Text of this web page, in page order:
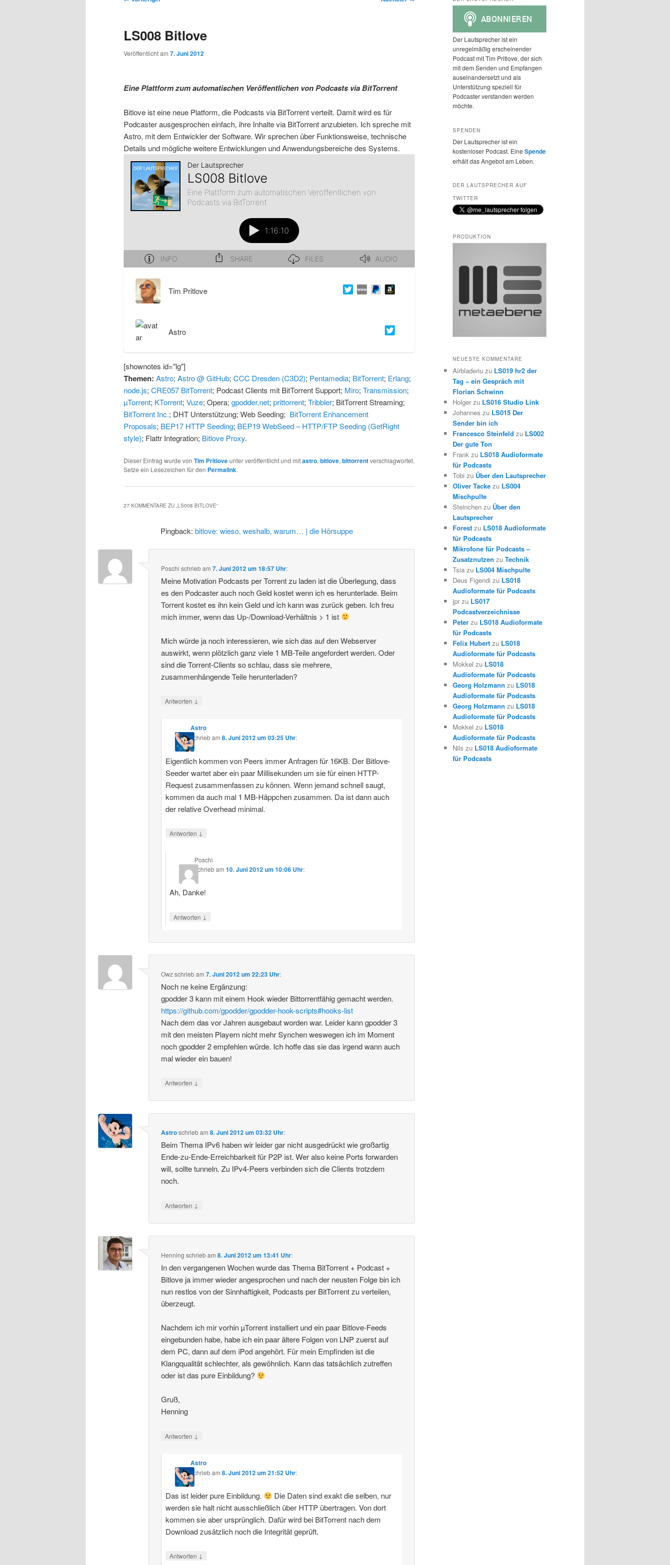
p
i
m
ä
r
e
n
h
s
p
r
i
g
s
k
u
n
d
ä
r
h
l
t
s
p
i
t
a
n
v
i
g
a
LS008 Bitlove
Veröffentlicht am 7. Juni 2012
Eine Plattform zum automatischen Veröffentlichen von Podcasts via BitTorrent
Bitlove ist eine neue Platform, die Podcasts via BitTorrent verteilt. Damit wird es für
Podcaster ausgesprochen einfach, ihre Inhalte via BitTorrent anzubieten. Ich spreche mit
Astro, mit dem Entwickler der Software. Wir sprechen über Funktionsweise, technische
Details und mögliche weitere Entwicklungen und Anwendungsbereiche des Systems.
Tim Pritlove
Astro
[shownotes id="lg"]
Themen: Astro; Astro @ GitHub; CCC Dresden (C3D2); Pentamedia; BitTorrent; Erlang;
node.js; CRE057 BitTorrent; Podcast Clients mit BitTorrent Support; Miro; Transmission;
µTorrent; KTorrent; Vuze; Opera; gpodder.net; prittorrent; Tribbler; BitTorrent Streaming;
BitTorrent Inc.; DHT Unterstützung; Web Seeding; BitTorrent Enhancement
Proposals; BEP17 HTTP Seeding; BEP19 WebSeed – HTTP/FTP Seeding (GetRight
style); Flattr Integration; Bitlove Proxy.
Dieser Eintrag wurde von Tim Pritloveunter veröffentlicht und mitastro, bitlove, bittorrentverschlagwortet.
Setze ein Lesezeichen für den Permalink.
27 KOMMENTARE ZU „ LS008 BITLOVE“
Pingback:bitlove: wieso, weshalb, warum… | die Hörsuppe
Poschi schriebam7. Juni 2012 um 18:57 Uhr:
Meine Motivation Podcasts per Torrent zu laden ist die Überlegung, dass
es den Podcaster auch noch Geld kostet wenn ich es herunterlade. Beim
Torrent kostet es ihn kein Geld und ich kann was zurück geben. Ich freu
mich immer, wenn das Up-/Download-Verhältnis > 1 ist
Mich würde ja noch interessieren, wie sich das auf den Webserver
auswirkt, wenn plötzlich ganz viele 1 MB-Teile angefordert werden. Oder
sind die Torrent-Clients so schlau, dass sie mehrere,
zusammenhängende Teile herunterladen?
Antworten ↓
Astro
schriebam 8. Juni 2012 um 03:25 Uhr:
Eigentlich kommen von Peers immer Anfragen für 16KB. Der Bitlove-
Seeder wartet aber ein paar Millisekunden um sie für einen HTTP-
Request zusammenfassen zu können. Wenn jemand schnell saugt,
kommen da auch mal 1 MB-Häppchen zusammen. Da ist dann auch
der relative Overhead minimal.
Antworten ↓
Poschi
schriebam10. Juni 2012 um 10:06 Uhr:
Ah, Danke!
Antworten ↓
Owzschriebam7. Juni 2012 um 22:23 Uhr:
Noch ne keine Ergänzung:
gpodder 3 kann mit einem Hook wieder Bittorrentfähig gemacht werden.
https://github.com/gpodder/gpodder-hook-scripts#hooks-list
Nach dem das vor Jahren ausgebaut worden war. Leider kann gpodder 3
mit den meisten Playern nicht mehr Synchen weswegen ich im Moment
noch gpodder 2 empfehlen würde. Ich hoffe das sie das irgend wann auch
mal wieder ein bauen!
Antworten ↓
Astroschriebam8. Juni 2012 um 03:32 Uhr:
Beim Thema IPv6 haben wir leider gar nicht ausgedrückt wie großartig
Ende-zu-Ende-Erreichbarkeit für P2P ist. Wer also keine Ports forwarden
will, sollte tunneln. Zu IPv4-Peers verbinden sich die Clients trotzdem
noch.
Antworten ↓
Henning schriebam8. Juni 2012 um 13:41 Uhr:
In den vergangenen Wochen wurde das Thema BitTorrent + Podcast +
Bitlove ja immer wieder angesprochen und nach der neusten Folge bin ich
nun restlos von der Sinnhaftigkeit, Podcasts per BitTorrent zu verteilen,
überzeugt.
Nachdem ich mir vorhin µTorrent installiert und ein paar Bitlove-Feeds
eingebunden habe, habe ich ein paar ältere Folgen von LNP zuerst auf
dem PC, dann auf dem iPod angehört. Für mein Empfinden ist die
Klangqualität schlechter, als gewöhnlich. Kann das tatsächlich zutreffen
oder ist das pure Einbildung?
Gruß,
Henning
Antworten ↓
Astro
schriebam 8. Juni 2012 um 21:52 Uhr:
Das ist leider pure Einbildung.
Die Daten sind exakt die selben, nur
werden sie halt nicht ausschließlich über HTTP übertragen. Von dort
kommen sie aber ursprünglich. Dafür wird bei BitTorrent nach dem
Download zusätzlich noch die Integrität geprüft.
Antworten ↓
Der Lautsprecher ist ein
unregelmäßig erscheinender
Podcast mit Tim Pritlove, der sich
mit dem Senden und Empfangen
auseinandersetzt und als
Unterstützung speziell für
Podcaster verstanden werden
möchte.
SPENDEN
Der Lautsprecher ist ein
kostenloser Podcast. Eine Spende
erhält das Angebot am Leben.
DER LAUTSPRECHER AUF
TWITTER
PRODUKTION
NEUESTE KOMMENTARE
Airbladeriu zu LS019 hr2 der
Tag – ein Gespräch mit
Florian Schwinn
Holger zu LS016 Studio Link
Johannes zu LS015 Der
Sender bin ich
Francesco Steinfeld zu LS002
Der gute Ton
Frank zu LS018 Audioformate
für Podcasts
Tobi zu Über den Lautsprecher
Oliver Tacke zu LS004
Mischpulte
Steinchen zu Über den
Lautsprecher
Forest zu LS018 Audioformate
für Podcasts
Mikrofone für Podcasts –
Zusatznutzen zu Technik
Tsia zu LS004 Mischpulte
Deus Figendi zu LS018
Audioformate für Podcasts
jpr zu LS017
Podcastverzeichnisse
Peter zu LS018 Audioformate
für Podcasts
Felix Hubert zu LS018
Audioformate für Podcasts
Mokkel zu LS018
Audioformate für Podcasts
Georg Holzmann zu LS018
Audioformate für Podcasts
Georg Holzmann zu LS018
Audioformate für Podcasts
Mokkel zu LS018
Audioformate für Podcasts
Nils zu LS018 Audioformate
für Podcasts